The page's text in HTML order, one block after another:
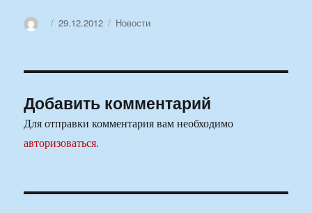
АвторОпубликовано
29.12.2012 Рубрики
Новости
Добавить комментарий
Для отправки комментария вам необходимо
авторизоваться.